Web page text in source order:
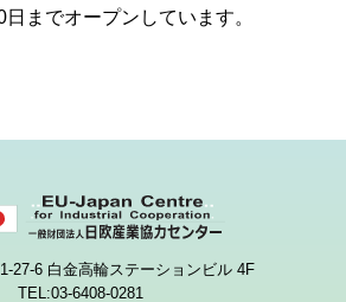
までオープンしています。
27-6 白金高輪ステーションビル 4F
TEL:03-6408-0281